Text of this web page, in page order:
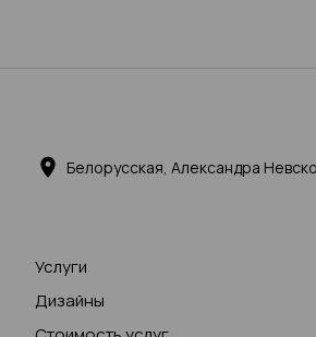
Белорусская, Александра
Услуги
Дизайны